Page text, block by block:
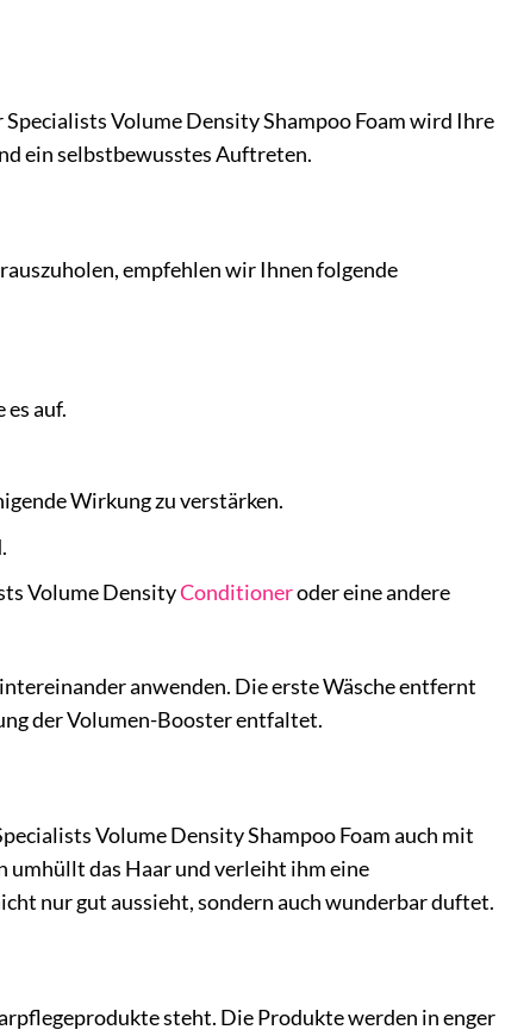
Volume Density Shampoo Foam wird Ihre
ein selbstbewusstes Auftreten.
empfehlen wir Ihnen folgende
es auf.
Wirkung zu verstärken.
Volume DensityConditioneroder eine andere
anwenden. Die erste Wäsche entfernt
der Volumen-Booster entfaltet.
Volume Density Shampoo Foam auch mit
umhüllt das Haar und verleiht ihm eine
nur gut aussieht, sondern auch wunderbar duftet.
steht. Die Produkte werden in enger